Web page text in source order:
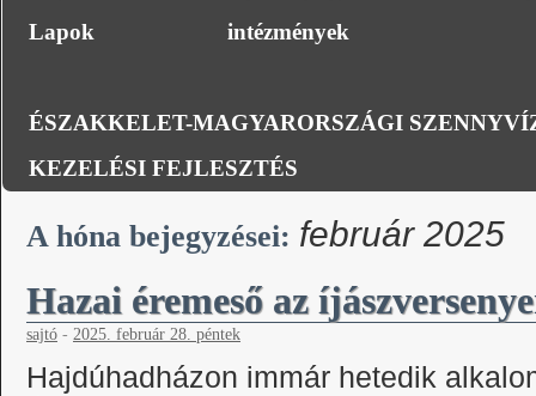
Lapok
intézmények
ÉSZAKKELET-MAGYARORSZÁGI
KEZELÉSI FEJLESZTÉS
A hóna bejegyzései: február 2025
Hazai éremeső az
sajtó - 2025. február 28. péntek
Hajdúhadházon immár hetedik